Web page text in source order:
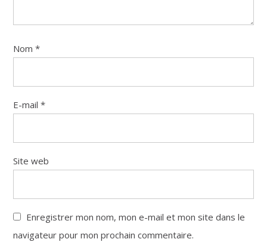
Nom*
E-mail*
Site web
Enregistrer mon nom, mon e-mail et mon site dans le
navigateur pour mon prochain commentaire.